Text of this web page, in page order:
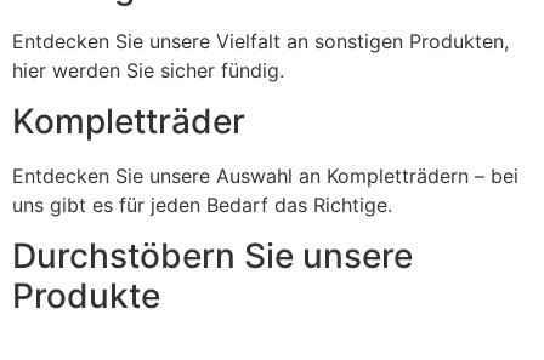
Entdecken Sie unsere Vielfalt an sonstigen Produkten,
hier werden Sie sicher fündig.
Kompletträder
Entdecken Sie unsere Auswahl an Kompletträdern – bei
uns gibt es für jeden Bedarf das Richtige.
Durchstöbern Sie unsere
Produkte